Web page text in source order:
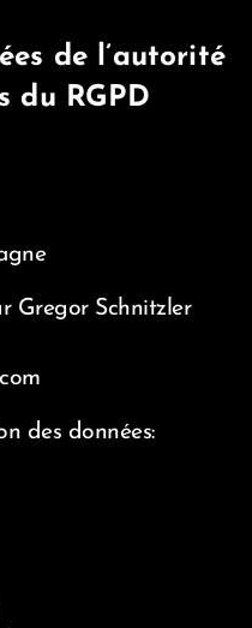
de l’autorité
du RGPD
Gregor Schnitzler
des données: